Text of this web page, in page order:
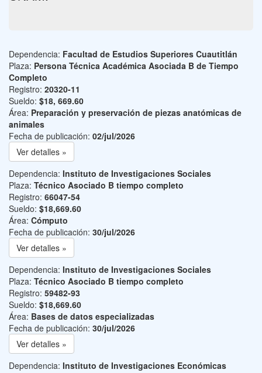
Dependencia: Facultad de Estudios Superiores Cuautitlán
Plaza: Persona Técnica Académica Asociada B de Tiempo
Completo
Registro: 20320-11
Sueldo: $18, 669.60
Área: Preparación y preservación de piezas anatómicas de
animales
Fecha de publicación: 02/jul/2026
Ver detalles »
Dependencia: Instituto de Investigaciones Sociales
Plaza: Técnico Asociado B tiempo completo
Registro: 66047-54
Sueldo: $18,669.60
Área: Cómputo
Fecha de publicación: 30/jul/2026
Ver detalles »
Dependencia: Instituto de Investigaciones Sociales
Plaza: Técnico Asociado B tiempo completo
Registro: 59482-93
Sueldo: $18,669.60
Área: Bases de datos especializadas
Fecha de publicación: 30/jul/2026
Ver detalles »
Dependencia: Instituto de Investigaciones Económicas